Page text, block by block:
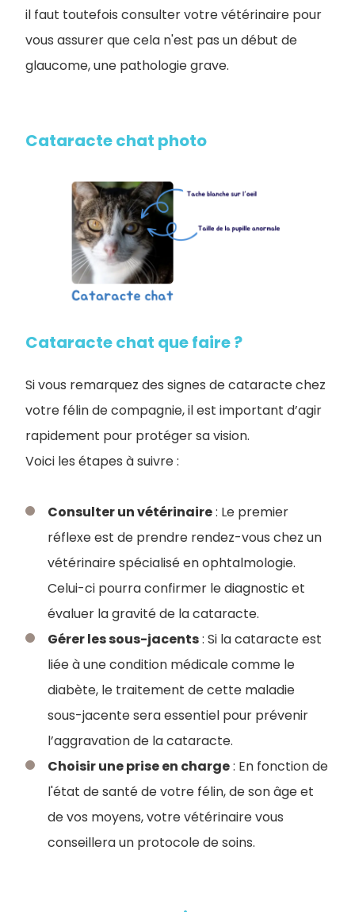
il faut toutefois consulter votre vétérinaire pour
vous assurer que cela n'est pas un début de
glaucome, une pathologie grave.
Cataracte chat photo
Cataracte chat que faire ?
Si vous remarquez des signes de cataracte chez
votre félin de compagnie, il est important d’agir
rapidement pour protéger sa vision.
Voici les étapes à suivre :
Consulter un vétérinaire: Le premier
réflexe est de prendre rendez-vous chez un
vétérinaire spécialisé en ophtalmologie.
Celui-ci pourra confirmer le diagnostic et
évaluer la gravité de la cataracte.
Gérer les sous-jacents: Si la cataracte est
liée à une condition médicale comme le
diabète, le traitement de cette maladie
sous-jacente sera essentiel pour prévenir
l’aggravation de la cataracte.
Choisir une prise en charge: En fonction de
l'état de santé de votre félin, de son âge et
de vos moyens, votre vétérinaire vous
conseillera un protocole de soins.